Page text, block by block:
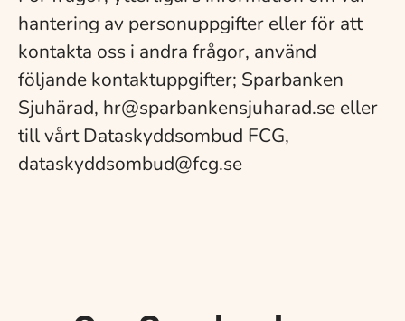
hantering av personuppgifter eller för att
kontakta oss i andra frågor, använd
följande kontaktuppgifter; Sparbanken
Sjuhärad, hr@sparbankensjuharad.se eller
till vårt Dataskyddsombud FCG,
dataskyddsombud@fcg.se